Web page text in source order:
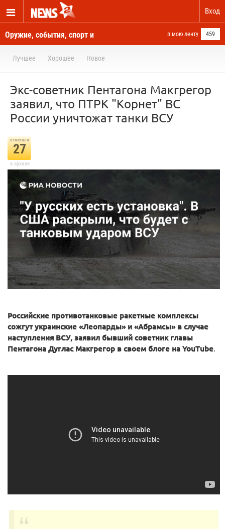
Вход
Оружие, события, спорт и
новости отовсюду
в мою ленту 459
Лучшее Хорошее Новое
Экс-советник Пентагона Макгрегор
заявил, что ПТРК "Корнет" ВС
России уничтожат танки ВСУ
отметили
27
в архиве
Российские противотанковые ракетные комплексы
сожгут украинские «Леопарды» и «Абрамсы» в случае
наступления ВСУ, заявил бывший советник главы
Пентагона Дуглас Макгрегор в своем блоге на YouTube.